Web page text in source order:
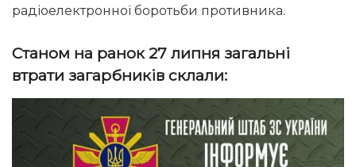
радіоелектронної боротьби противника.
Станом на ранок 27 липня загальні
втрати загарбників склали: